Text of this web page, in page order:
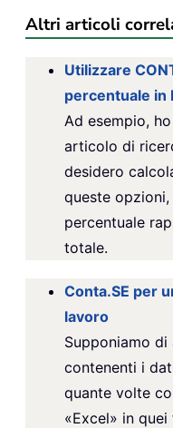
Altri articoli
Utilizzare
percentuale in
Ad esempio,
articolo di
desidero
queste
percentuale
totale.
Conta.SE per
lavoro
Supponiamo
contenenti i
quante volte
«Excel» in